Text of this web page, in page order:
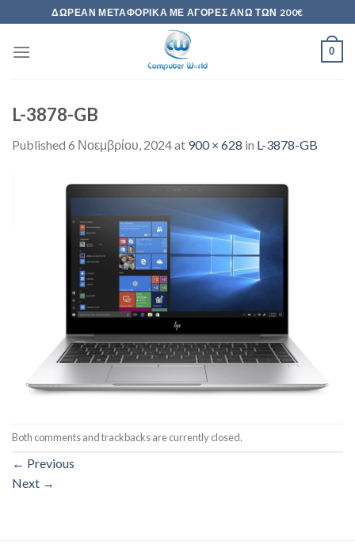
to
content
ΔΩΡΕΆΝ ΜΕΤΑΦΟΡΙΚΆ ΜΕ ΑΓΟΡΈΣ ΆΝΩ ΤΩΝ 200€
0
L-3878-GB
Published 6 Νοεμβρίου, 2024at 900 × 628 in L-3878-GB
Both comments and trackbacks are currently closed.
← Previous
Next →